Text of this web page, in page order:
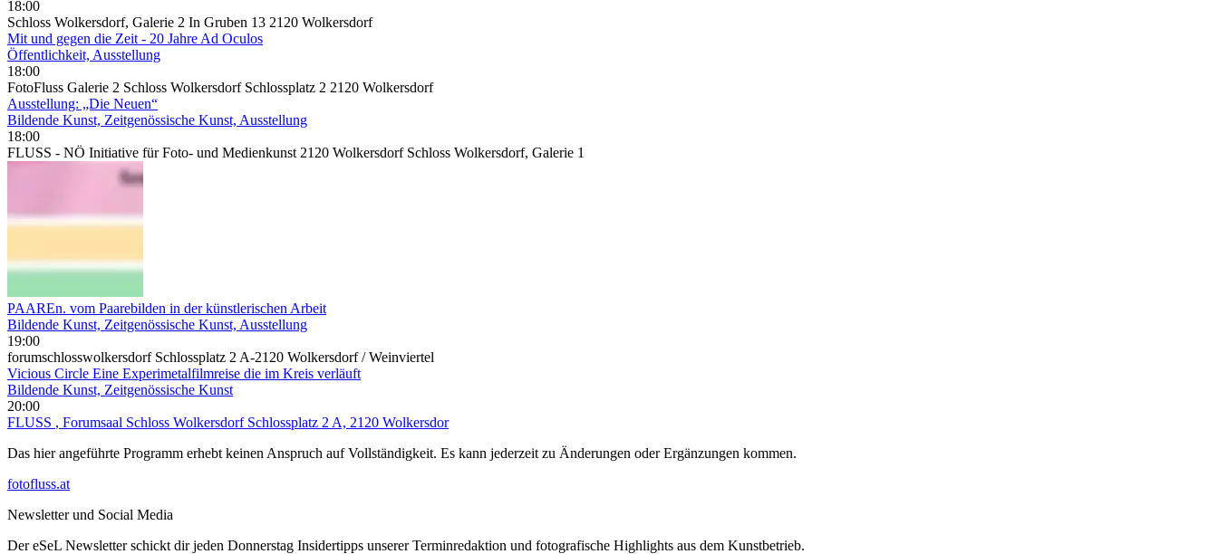
18:00
Schloss Wolkersdorf, Galerie 2 In Gruben 13 2120 Wolkersdorf
Mit und gegen die Zeit - 20 Jahre Ad Oculos
Öffentlichkeit, Ausstellung
18:00
FotoFluss Galerie 2 Schloss Wolkersdorf Schlossplatz 2 2120 Wolkersdorf
Ausstellung: „Die Neuen“
Bildende Kunst, Zeitgenössische Kunst, Ausstellung
18:00
FLUSS - NÖ Initiative für Foto- und Medienkunst 2120 Wolkersdorf Schloss Wolkersdorf, Galerie 1
PAAREn. vom Paarebilden in der künstlerischen Arbeit
Bildende Kunst, Zeitgenössische Kunst, Ausstellung
19:00
forumschlosswolkersdorf Schlossplatz 2 A-2120 Wolkersdorf / Weinviertel
Vicious Circle Eine Experimetalfilmreise die im Kreis verläuft
Bildende Kunst, Zeitgenössische Kunst
20:00
FLUSS , Forumsaal Schloss Wolkersdorf Schlossplatz 2 A, 2120 Wolkersdor
Das hier angeführte Programm erhebt keinen Anspruch auf Vollständigkeit. Es kann jederzeit zu Änderungen oder Ergänzungen kommen.
fotofluss.at
Newsletter und Social Media
Der eSeL Newsletter schickt dir jeden Donnerstag Insidertipps unserer Terminredaktion und fotografische Highlights aus dem Kunstbetrieb.